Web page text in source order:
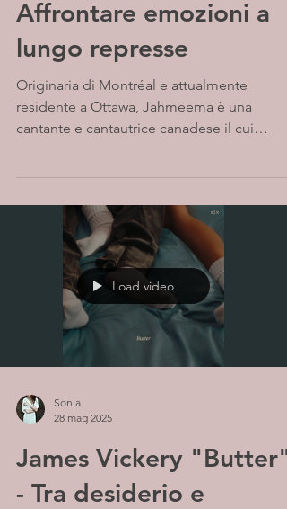
Affrontare emozioni a
lungo represse
Originaria di Montréal e attualmente
residente a Ottawa, Jahmeema è una
cantante e cantautrice canadese il cui
Load video
Sonia
28 mag 2025
James Vickery "Butter"
- Tra desiderio e